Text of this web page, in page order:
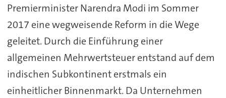
Premierminister Narendra Modi im Sommer
2017 eine wegweisende Reform in die Wege
geleitet. Durch die Einführung einer
allgemeinen Mehrwertsteuer entstand auf dem
indischen Subkontinent erstmals ein
einheitlicher Binnenmarkt. Da Unternehmen